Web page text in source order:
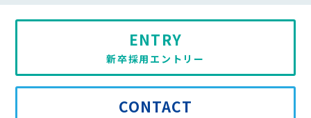
CONTACT
ENTRY
新卒採用エントリー